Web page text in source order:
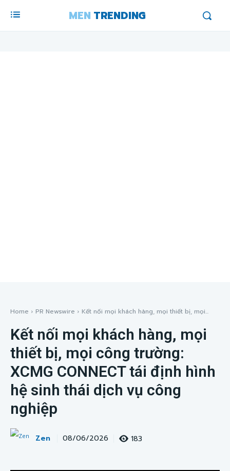
MEN TRENDING
Home PR Newswire Kết nối mọi khách hàng, mọi thiết bị, mọi...
Kết nối mọi khách hàng, mọi
thiết bị, mọi công trường:
XCMG CONNECT tái định hình
hệ sinh thái dịch vụ công
nghiệp
Zen 08/06/2026 183